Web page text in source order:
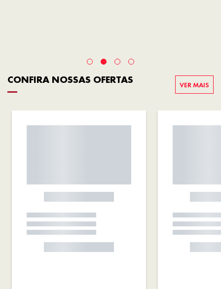
CONFIRA NOSSAS OFERTAS VER MAIS